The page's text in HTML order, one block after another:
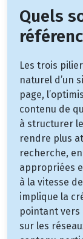
Quels
Les trois
naturel d’un
page,
contenu de
à structurer
rendre plus
recherche,
appropriées
à la vitesse
implique la
pointant vers
sur les